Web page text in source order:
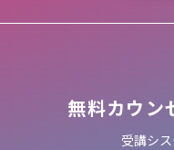
無料カウン
受講シ